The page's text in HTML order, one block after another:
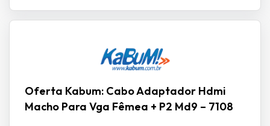
Oferta Kabum: Cabo Adaptador Hdmi
Macho Para Vga Fêmea + P2 Md9 – 7108